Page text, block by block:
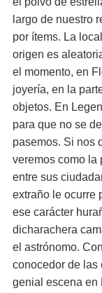
largo de nuestro
por ítems. La
origen es
el momento, en
joyería, en la
objetos. En
para que no se
pasemos. Si nos
veremos como la
entre sus
extraño le ocurre
ese carácter
dicharachera
el astrónomo.
conocedor de las
genial escena en